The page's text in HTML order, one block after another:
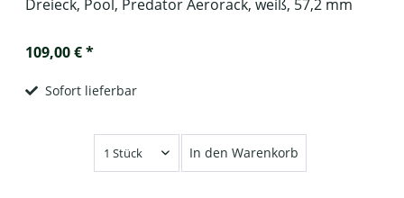
Dreieck, Pool, Predator Aerorack, weiß, 57,2 mm
109,00 € *
Sofort lieferbar
In den Warenkorb